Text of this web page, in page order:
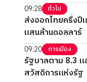
09:28 ทั่วไป
ส่งออกไทยครึ่งปี
แสนล้านดอลลาร์
09:20 การเมือง
รัฐบาลตาม 8.3
สวัสดิการแห่งรัฐ